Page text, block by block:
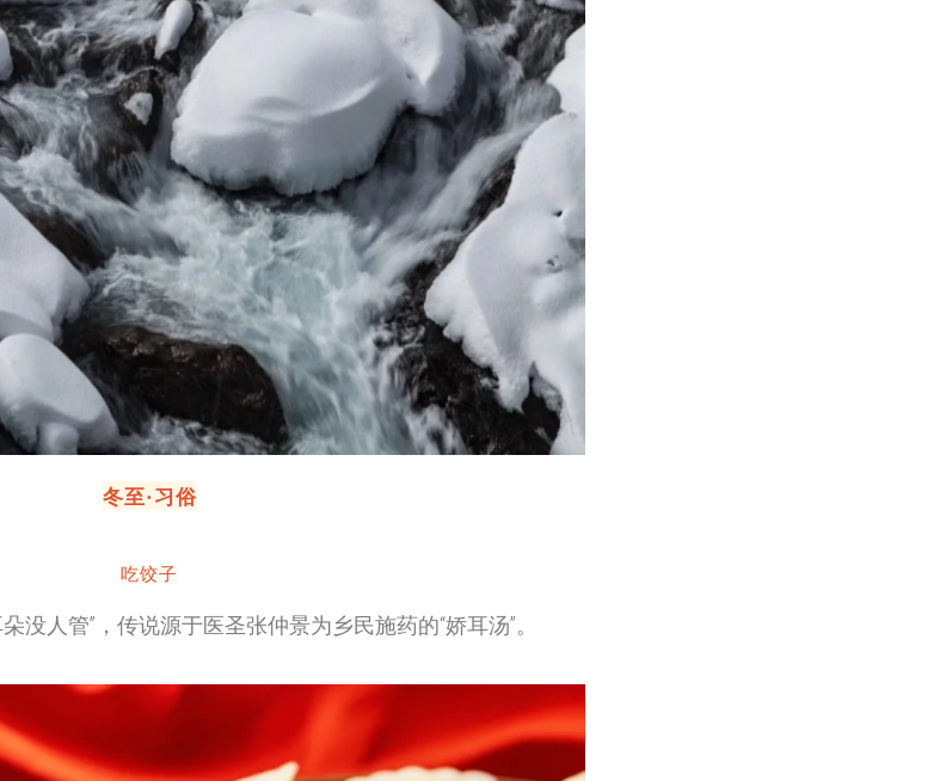
冬至·习俗
吃饺子
没人管”，传说源于医圣张仲景为乡民施药的“娇耳汤”。